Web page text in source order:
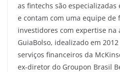
as fintechs são
e contam com uma equipe de
investidores com expertise na
GuiaBolso, idealizado em
serviços financeiros da
ex-diretor do Groupon Brasil